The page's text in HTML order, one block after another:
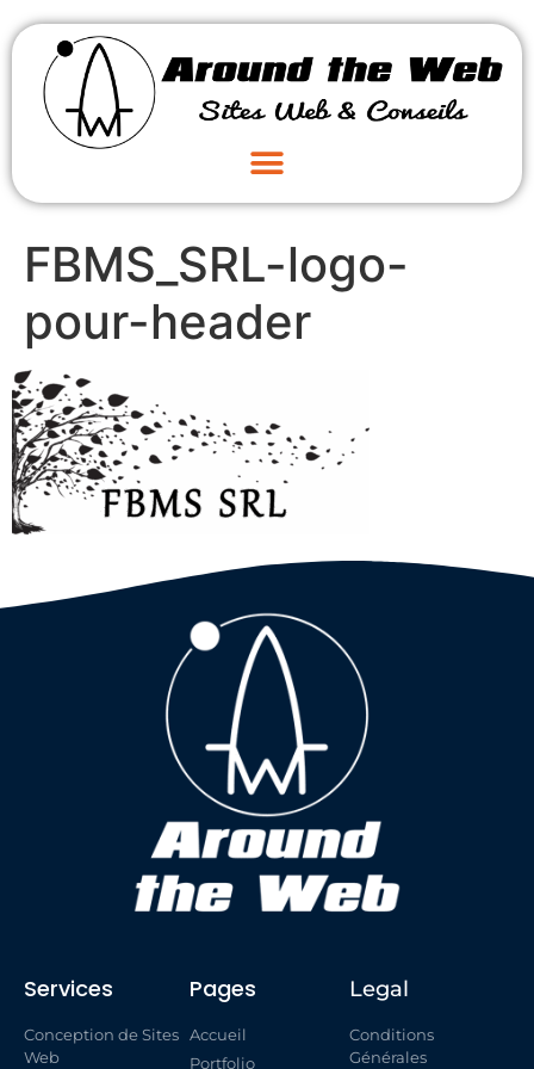
FBMS_SRL-logo-
pour-header
Services
Conception de Sites
Web
Pages
Accueil
Portfolio
Legal
Conditions
Générales